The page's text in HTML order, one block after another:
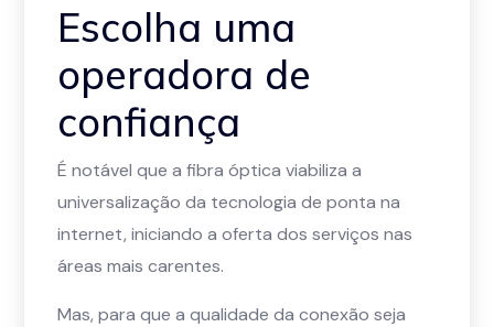
Escolha uma
operadora de
confiança
É notável que a fibra óptica viabiliza a
universalização da tecnologia de ponta na
internet, iniciando a oferta dos serviços nas
áreas mais carentes.
Mas, para que a qualidade da conexão seja